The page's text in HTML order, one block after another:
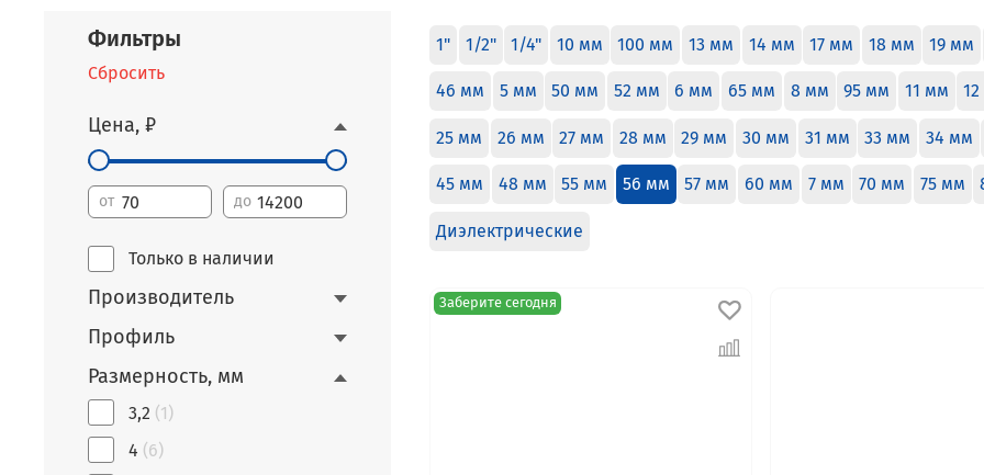
1" 1/2" 1/4" 10 мм 100 мм 13 мм 14 мм 17 мм 18 мм 19 мм
46 мм 5 мм 50 мм 52 мм 6 мм 65 мм 8 мм 95 мм 11 мм
25 мм 26 мм 27 мм 28 мм 29 мм 30 мм 31 мм 33 мм 34 мм
45 мм 48 мм 55 мм 56 мм 57 мм 60 мм 7 мм 70 мм 75 мм
Диэлектрические
Заберите сегодня
Фильтры
Сбросить
Цена, ₽
от до
Только в наличии
Производитель
Профиль
Размерность, мм
3,2 (1)
4 (6)